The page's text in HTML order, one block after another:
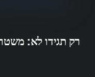
רק תגידו לא: